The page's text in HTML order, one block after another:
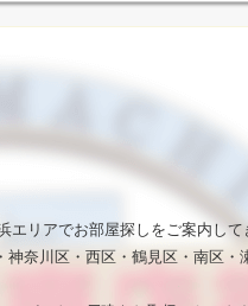
リアでお部屋探しをご案内して
奈川区・西区・鶴見区・南区